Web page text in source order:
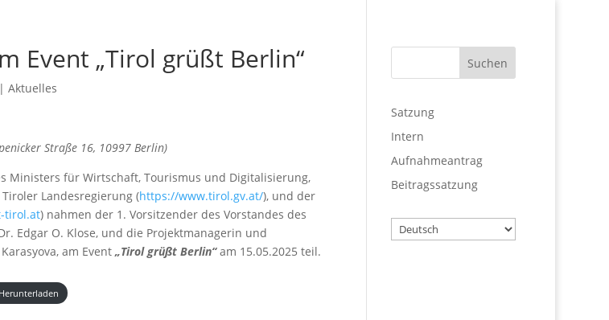
Event „Tirol grüßt Berlin“
|Aktuelles
Straße 16, 10997 Berlin)
Ministers für Wirtschaft, Tourismus und Digitalisierung,
Landesregierung (https://www.tirol.gv.at/), und der
tirol.at) nahmen der 1. Vorsitzender des Vorstandes des
Edgar O. Klose, und die Projektmanagerin und
am Event„Tirol grüßt Berlin“am 15.05.2025 teil.
Herunterladen
Satzung
Intern
Aufnahmeantrag
Beitragssatzung
Wählen
Sie